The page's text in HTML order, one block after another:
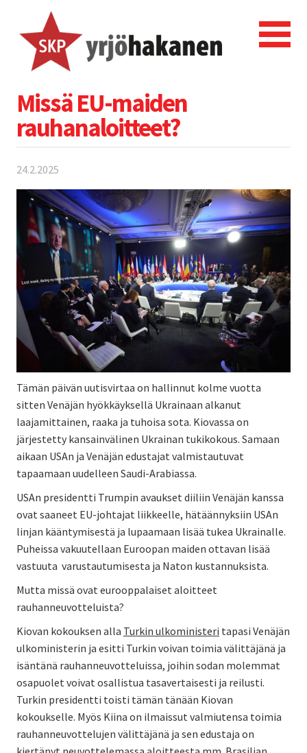
Missä EU-maiden
rauhanaloitteet?
24.2.2025
Tämän päivän uutisvirtaa on hallinnut kolme vuotta
sitten Venäjän hyökkäyksellä Ukrainaan alkanut
laajamittainen, raaka ja tuhoisa sota. Kiovassa on
järjestetty kansainvälinen Ukrainan tukikokous. Samaan
aikaan USAn ja Venäjän edustajat valmistautuvat
tapaamaan uudelleen Saudi-Arabiassa.
USAn presidentti Trumpin avaukset diiliin Venäjän kanssa
ovat saaneet EU-johtajat liikkeelle, hätäännyksiin USAn
linjan kääntymisestä ja lupaamaan lisää tukea Ukrainalle.
Puheissa vakuutellaan Euroopan maiden ottavan lisää
vastuuta varustautumisesta ja Naton kustannuksista.
Mutta missä ovat eurooppalaiset aloitteet
rauhanneuvotteluista?
Kiovan kokouksen alla Turkin ulkoministeri tapasi Venäjän
ulkoministerin ja esitti Turkin voivan toimia välittäjänä ja
isäntänä rauhanneuvotteluissa, joihin sodan molemmat
osapuolet voivat osallistua tasavertaisesti ja reilusti.
Turkin presidentti toisti tämän tänään Kiovan
kokoukselle. Myös Kiina on ilmaissut valmiutensa toimia
rauhanneuvottelujen välittäjänä ja sen edustaja on